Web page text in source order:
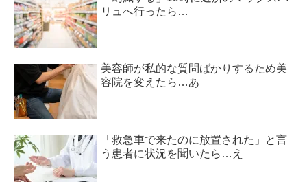
リュへ行ったら…
美容師が私的な質問ばかりするため美
容院を変えたら…あ
「救急車で来たのに放置された」と言
う患者に状況を聞いたら…え